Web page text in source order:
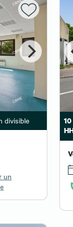
divisible
un